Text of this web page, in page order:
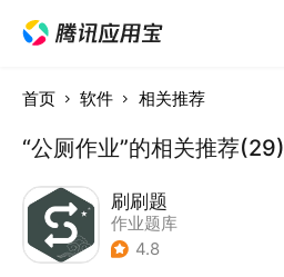
首页 软件 相关推荐
“公厕作业”的相关推荐(29)
刷刷题
作业题库
4.8